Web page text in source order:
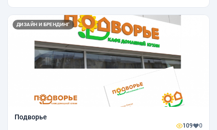
ДИЗАЙН И БРЕНДИНГ
Подворье
109 0